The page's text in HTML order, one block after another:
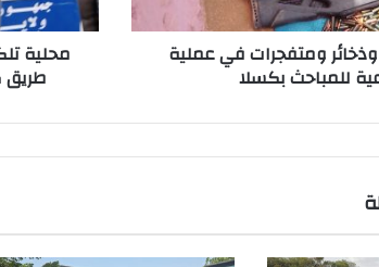
ومتفجرات في عملية
للمباحث بكسلا
محلية
طريق